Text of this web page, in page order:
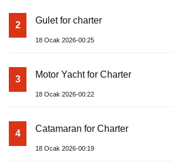
2 Gulet for charter
18 Ocak 2026-00:25
3 Motor Yacht for Charter
18 Ocak 2026-00:22
4 Catamaran for Charter
18 Ocak 2026-00:19